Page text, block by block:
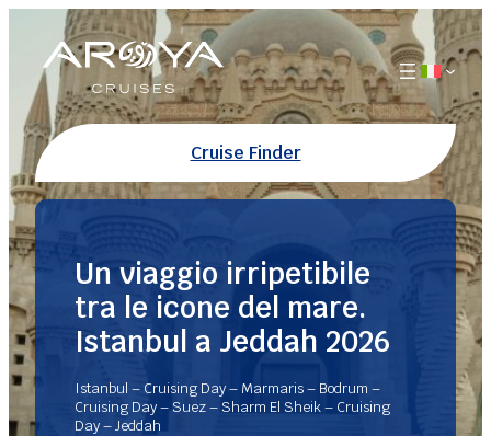
contenuto
Cruise Finder
Un viaggio irripetibile
tra le icone del mare.
Istanbul a Jeddah 2026
Istanbul – Cruising Day – Marmaris – Bodrum –
Cruising Day – Suez – Sharm El Sheik – Cruising
Day – Jeddah